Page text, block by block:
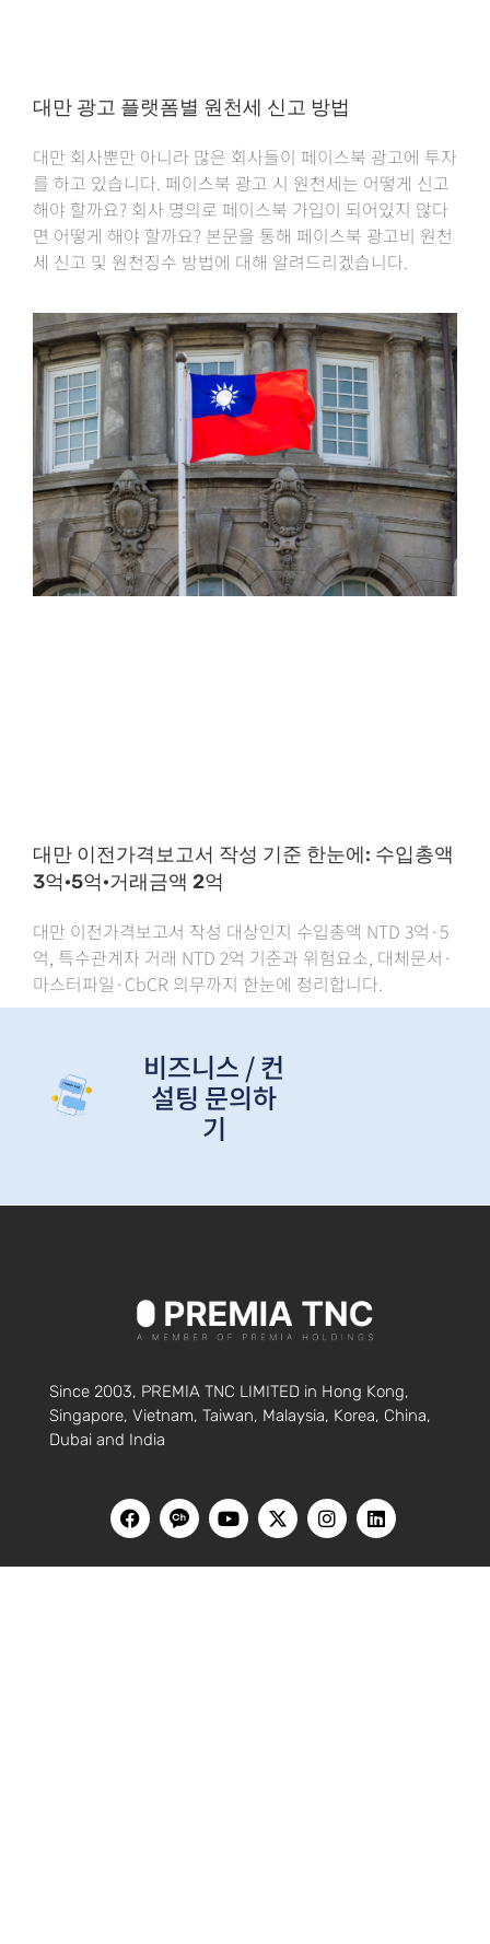
대만 광고 플랫폼별 원천세 신고 방법
대만 회사뿐만 아니라 많은 회사들이 페이스북 광고에 투자
를 하고 있습니다. 페이스북 광고 시 원천세는 어떻게 신고
해야 할까요? 회사 명의로 페이스북 가입이 되어있지 않다
면 어떻게 해야 할까요? 본문을 통해 페이스북 광고비 원천
세 신고 및 원천징수 방법에 대해 알려드리겠습니다.
대만 이전가격보고서 작성 기준 한눈에: 수입총액
3억·5억·거래금액 2억
대만 이전가격보고서 작성 대상인지 수입총액 NTD 3억·5
억, 특수관계자 거래 NTD 2억 기준과 위험요소, 대체문서·
마스터파일·CbCR 의무까지 한눈에 정리합니다.
비즈니스 / 컨
설팅 문의하
기
Since 2003, PREMIA TNC LIMITED in Hong Kong,
Singapore, Vietnam, Taiwan, Malaysia, Korea, China,
Dubai and India